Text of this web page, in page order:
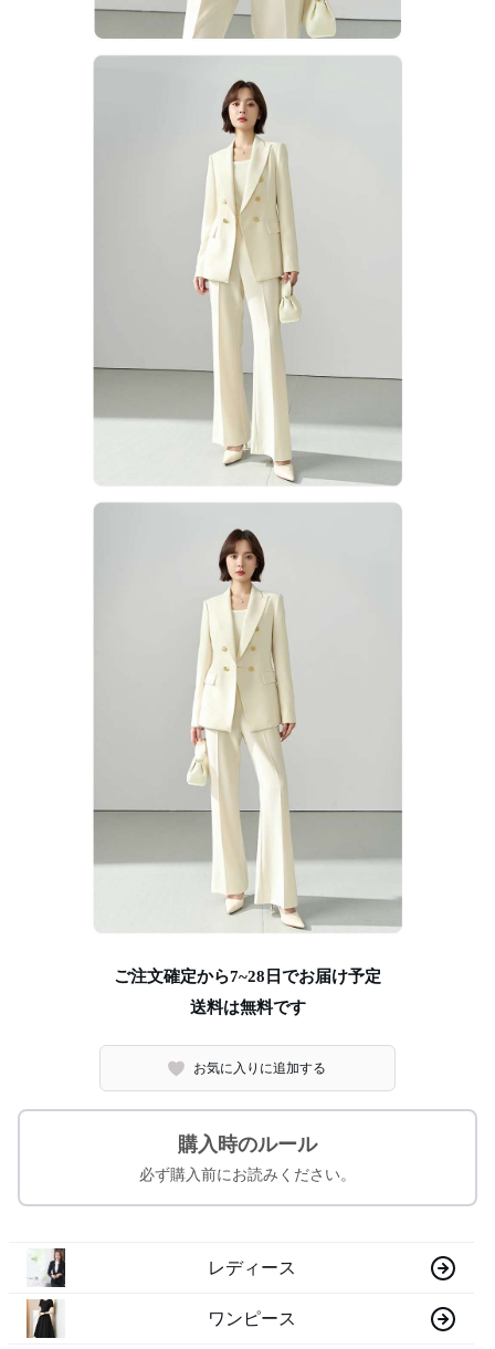
ご注文確定から7~28日でお届け予定
送料は無料です
お気に入りに追加する
購入時のルール
必ず購入前にお読みください。
レディース
ワンピース